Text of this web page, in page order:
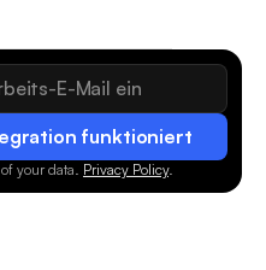
funktioniert
your data. Privacy Policy.